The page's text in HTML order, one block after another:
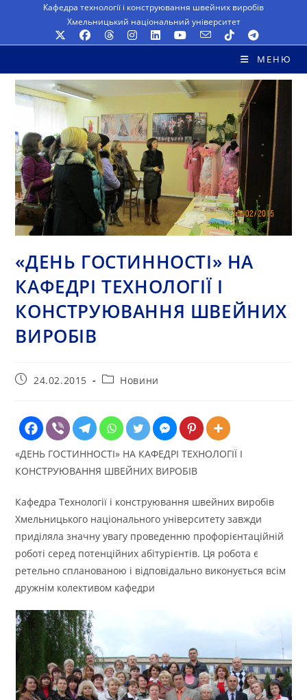
вмісту
Кафедра технології і конструювання швейних виробів
Хмельницький національний університет
МЕНЮ
«ДЕНЬ ГОСТИННОСТІ» НА
КАФЕДРІ ТЕХНОЛОГІЇ І
КОНСТРУЮВАННЯ ШВЕЙНИХ
ВИРОБІВ
Запис24.02.2015
Категорія
Новини
«ДЕНЬ ГОСТИННОСТІ» НА КАФЕДРІ ТЕХНОЛОГІЇ І
КОНСТРУЮВАННЯ ШВЕЙНИХ ВИРОБІВ
Кафедра Технології і конструювання швейних виробів
Хмельницького національного університету завжди
приділяла значну увагу проведенню профорієнтаційній
роботі серед потенційних абітурієнтів. Ця робота є
ретельно спланованою і відповідально виконується всім
дружнім колективом кафедри